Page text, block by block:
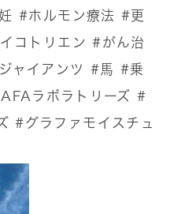
#ホルモン療法 #更
コトリエン #がん治
ャイアンツ #馬
#乗
ラボラトリーズ #
#グラファモイスチュ